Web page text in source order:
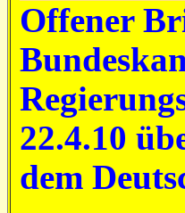
Offener
22.4.10
dem